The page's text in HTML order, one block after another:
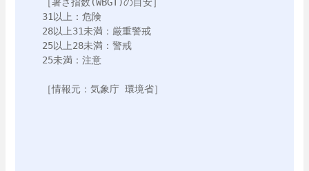
31以上：危険
28以上31未満：厳重警戒
25以上28未満：警戒
25未満：注意
［情報元：気象庁 環境省］